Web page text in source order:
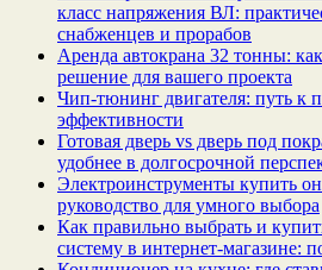
класс напряжения ВЛ:
снабженцев и прорабов
Аренда автокрана 32 тонны:
решение для вашего проекта
Чип‑тюнинг двигателя: путь
эффективности
Готовая дверь vs дверь под
удобнее в долгосрочной
Электроинструменты купить
руководство для умного выбора
Как правильно выбрать и
систему в интернет‑магазине: